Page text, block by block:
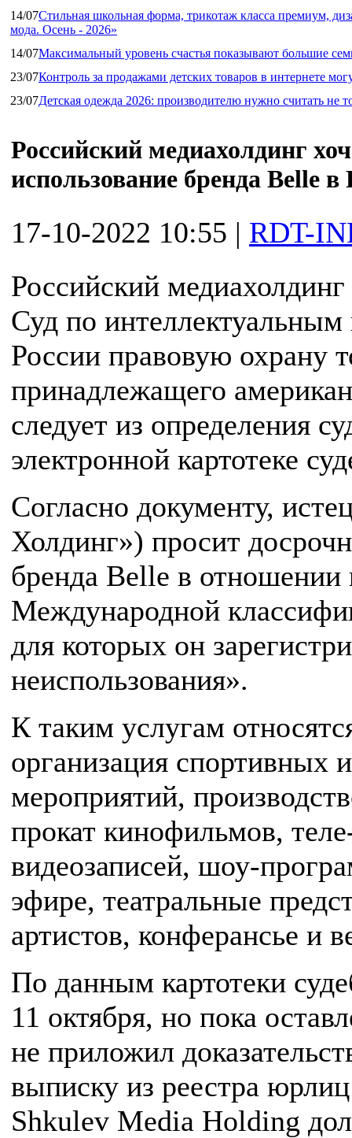
14/07Стильная школьная форма, трикотаж класса премиум,
мода. Осень - 2026»
14/07Максимальный уровень счастья показывают большие
23/07Контроль за продажами детских товаров в интернете
23/07Детская одежда 2026: производителю нужно считать не
Российский медиахолдинг
использование бренда Belle в
17-10-2022 10:55 | RDT-
Российский
Суд по интеллектуальным
России правовую охрану
принадлежащего
следует из определения
электронной картотеке
Согласно документу,
Холдинг») просит
бренда Belle в отношении
Международной
для которых он
неиспользования».
К таким услугам
организация спортивных
мероприятий,
прокат кинофильмов,
видеозаписей, шоу-
эфире, театральные
артистов, конферансье и
По данным картотеки
11 октября, но пока
не приложил
выписку из реестра
Shkulev Media Holding